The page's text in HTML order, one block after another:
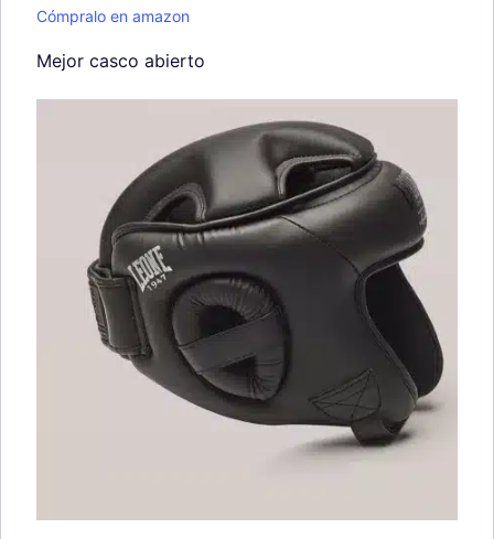
Cómpralo en amazon
Mejor casco abierto